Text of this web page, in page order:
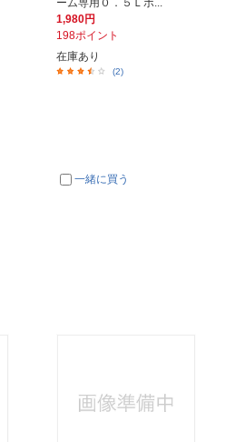
ーム専用０．５Ｌボ...
1,980円
198ポイント
在庫あり
(2)
一緒に買う